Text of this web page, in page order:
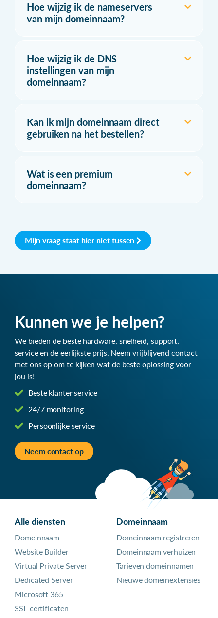
Hoe wijzig ik de nameservers
van mijn domeinnaam?
Hoe wijzig ik de DNS
instellingen van mijn
domeinnaam?
Kan ik mijn domeinnaam direct
gebruiken na het bestellen?
Wat is een premium
domeinnaam?
Mijn vraag staat hier niet tussen
Kunnen we je helpen?
We bieden de beste hardware, snelheid, support,
service en de eerlijkste prijs. Neem vrijblijvend contact
met ons op om te kijken wat de beste oplossing voor
jou is!
Beste klantenservice
24/7 monitoring
Persoonlijke service
Neem contact op
Alle diensten
Domeinnaam
Website Builder
Virtual Private Server
Dedicated Server
Microsoft 365
SSL-certificaten
Domeinnaam
Domeinnaam registreren
Domeinnaam verhuizen
Tarieven domeinnamen
Nieuwe domeinextensies